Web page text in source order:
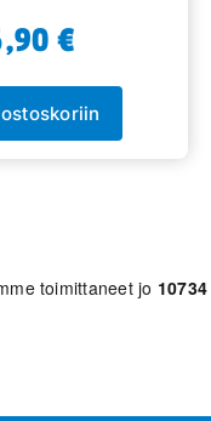
€
toimittaneet jo 10734